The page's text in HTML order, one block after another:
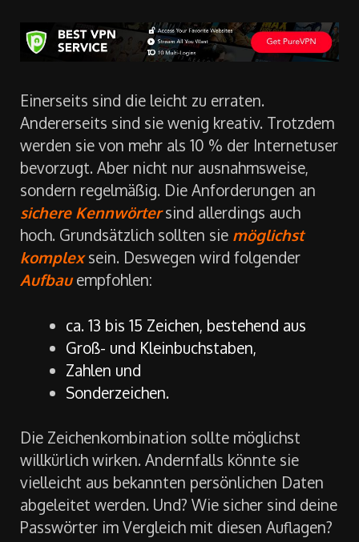
Einerseits sind die leicht zu erraten.
Andererseits sind sie wenig kreativ. Trotzdem
werden sie von mehr als 10 % der Internetuser
bevorzugt. Aber nicht nur ausnahmsweise,
sondern regelmäßig. Die Anforderungen an
sichere Kennwörtersind allerdings auch
hoch. Grundsätzlich sollten sie möglichst
komplexsein. Deswegen wird folgender
Aufbauempfohlen:
ca. 13 bis 15 Zeichen, bestehend aus
Groß- und Kleinbuchstaben,
Zahlen und
Sonderzeichen.
Die Zeichenkombination sollte möglichst
willkürlich wirken. Andernfalls könnte sie
vielleicht aus bekannten persönlichen Daten
abgeleitet werden. Und? Wie sicher sind deine
Passwörter im Vergleich mit diesen Auflagen?